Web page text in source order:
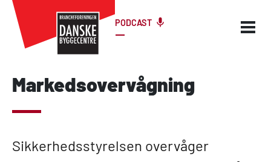
PODCAST
Markedsovervågning
Sikkerhedsstyrelsen overvåger